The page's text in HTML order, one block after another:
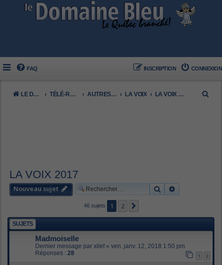
FAQ CONNEXION
INSCRIPTION
LE DOMAINE BLEU TÉLÉ-RÉALITÉ FRANCOPHONE AUTRES (FRANCO) LA VOIX LA VOIX 2017
LA VOIX 2017
Nouveau sujet Rechercher
46 sujets 1 2
SUJETS
Madmoiselle
Dernier message par xilef« ven. janv. 12, 2018 1:50 pm
Réponses : 28 1 2